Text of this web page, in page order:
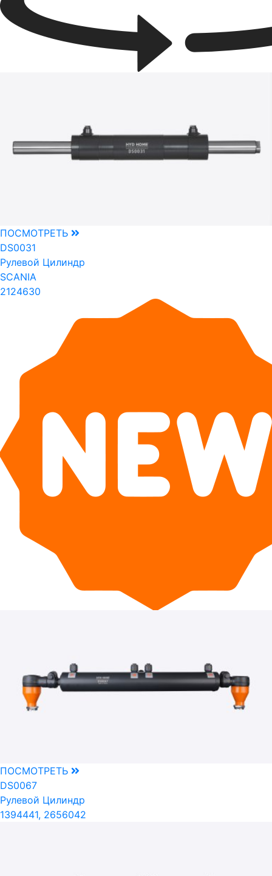
ПОСМОТРЕТЬ
DS0031
Рулевой Цилиндр
SCANIA
2124630
ПОСМОТРЕТЬ
DS0067
Рулевой Цилиндр
1394441, 2656042